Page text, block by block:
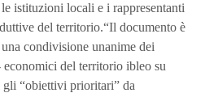
istituzioni locali e i rappresentanti
del territorio.“Il documento è
condivisione unanime dei
del territorio ibleo su
“obiettivi prioritari” da